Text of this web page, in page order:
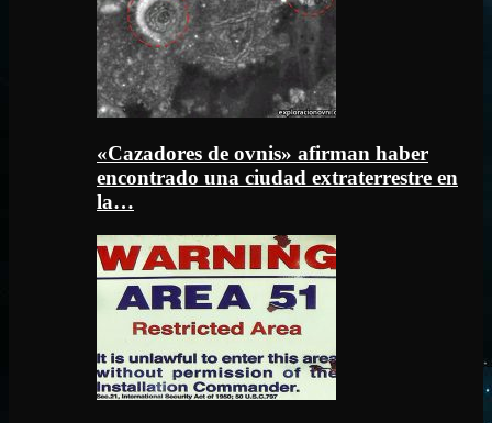
«Cazadores de ovnis» afirman haber
encontrado una ciudad extraterrestre en
la…